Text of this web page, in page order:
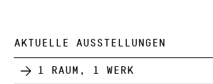
AKTUELLE AUSSTELLUNGEN
1 Raum, 1 Werk